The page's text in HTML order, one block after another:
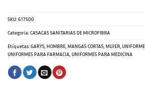
SKU:617500
Categoría:CASACAS SANITARIAS DE MICROFIBRA
Etiquetas:GARYS HOMBRE MANGAS CORTAS MUJER
UNIFORMES PARA FARMACIA UNIFORMES PARA MEDICINA